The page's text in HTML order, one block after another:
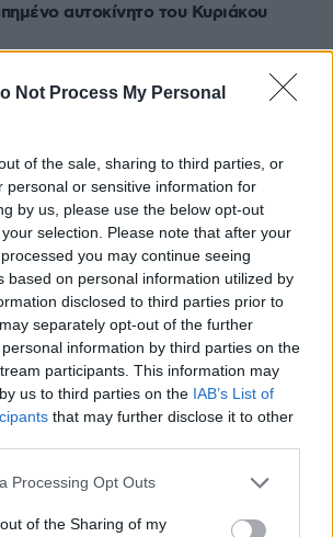
Not Process My Personal
of the sale, sharing to third parties, or
personal or sensitive information for
by us, please use the below opt-out
selection. Please note that after your
you may continue seeing
based on personal information utilized by
disclosed to third parties prior to
separately opt-out of the further
information by third parties on the
participants. This information may
us to third parties on the IAB’s List of
that may further disclose it to other
website/app uses one or more Google
visit or usage behaviour. You may click to
Processing Opt Outs
of the Sharing of my
αυτοκίνητο του Κυριάκου
πιο δημοφιλή ηλεκτρικά - Ποιο
ΕΙΔΗΣΕΙΣ